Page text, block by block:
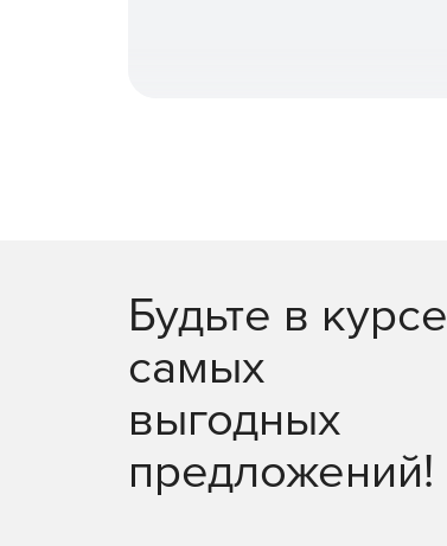
Будьте в курсе
самых
выгодных
предложений!